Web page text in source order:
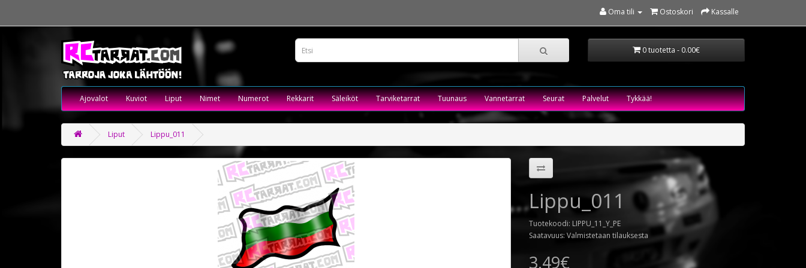
Oma tili Ostoskori Kassalle
0 tuotetta - 0.00€
Ajovalot Kuviot Liput Nimet Numerot Rekkarit Säleiköt Tarviketarrat Tuunaus Vannetarrat Seurat Palvelut Tykkää!
Liput Lippu_011
Lippu_011
Tuotekoodi: LIPPU_11_Y_PE
Saatavuus: Valmistetaan tilauksesta
3.49€